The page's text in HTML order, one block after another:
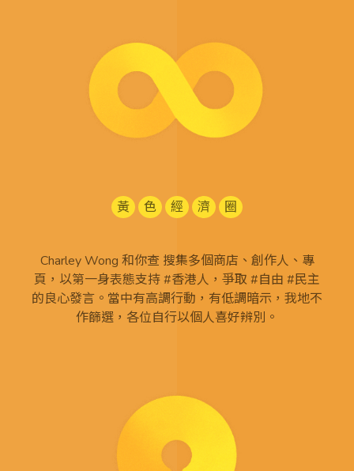
黃 色 經 濟 圈
Charley Wong 和你查 搜集多個商店、創作人、專
頁，以第一身表態支持 #香港人，爭取 #自由 #民主
的良心發言。當中有高調行動，有低調暗示，我地不
作篩選，各位自行以個人喜好辨別。